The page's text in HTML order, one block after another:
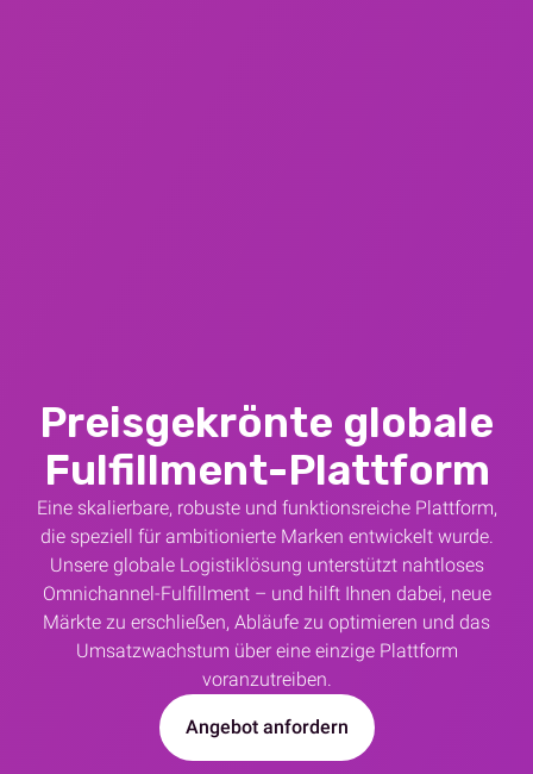
Preisgekrönte globale
Fulfillment-Plattform
Eine skalierbare, robuste und funktionsreiche Plattform,
die speziell für ambitionierte Marken entwickelt wurde.
Unsere globale Logistiklösung unterstützt nahtloses
Omnichannel-Fulfillment – und hilft Ihnen dabei, neue
Märkte zu erschließen, Abläufe zu optimieren und das
Umsatzwachstum über eine einzige Plattform
voranzutreiben.
Angebot anfordern